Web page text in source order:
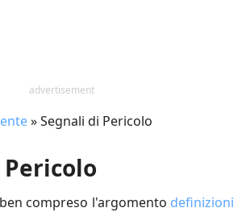
advertisement
»Segnali di Pericolo
compreso l'argomento definizioni